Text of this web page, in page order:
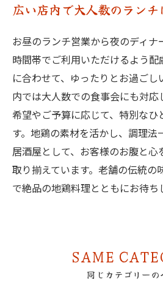
広い店内で大人数のランチ
お昼のランチ営業から夜のディナ
時間帯でご利用いただけるよう
に合わせて、ゆったりとお過ごし
内では大人数での食事会にも対
希望やご予算に応じて、特別なひ
す。地鶏の素材を活かし、調理法
居酒屋として、お客様のお腹と心
取り揃えています。老舗の伝統の
で絶品の地鶏料理とともにお待ち
同じカテゴリーの
SAME